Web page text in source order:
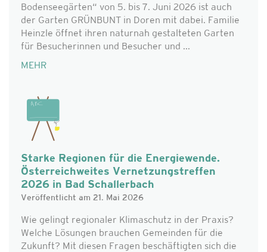
Bodenseegärten“ von 5. bis 7. Juni 2026 ist auch
der Garten GRÜNBUNT in Doren mit dabei. Familie
Heinzle öffnet ihren naturnah gestalteten Garten
für Besucherinnen und Besucher und ...
MEHR
Starke Regionen für die Energiewende.
Österreichweites Vernetzungstreffen
2026 in Bad Schallerbach
Veröffentlicht am 21. Mai 2026
Wie gelingt regionaler Klimaschutz in der Praxis?
Welche Lösungen brauchen Gemeinden für die
Zukunft? Mit diesen Fragen beschäftigten sich die